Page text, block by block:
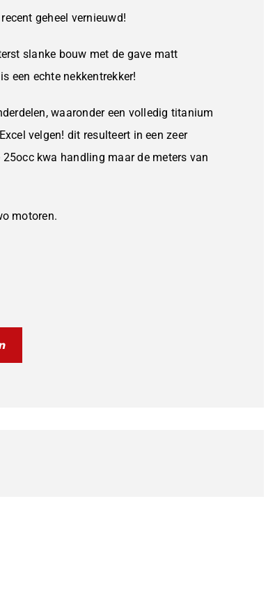
geheel vernieuwd!
slanke bouw met de gave matt
een echte nekkentrekker!
waaronder een volledig titanium
velgen! dit resulteert in een zeer
kwa handling maar de meters van
motoren.